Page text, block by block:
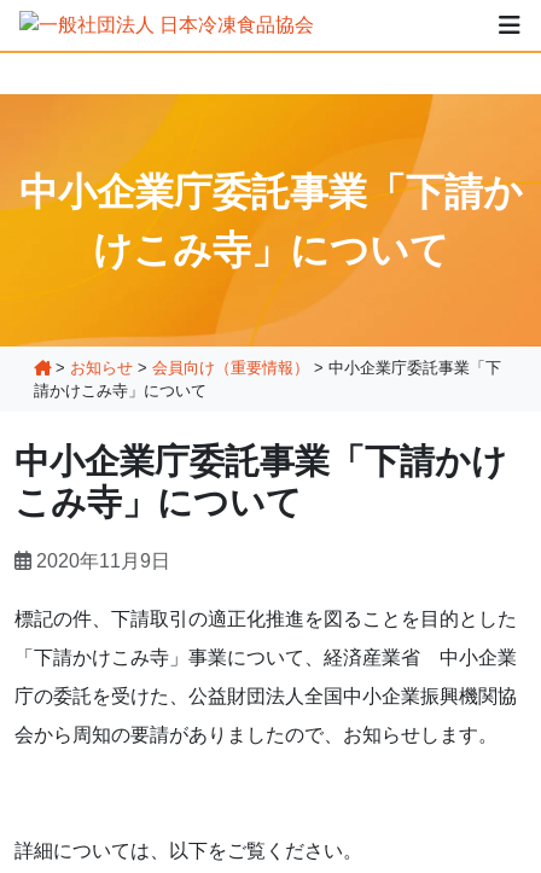
中小企業庁委託事業「下請か
けこみ寺」について
> お知らせ > 会員向け（重要情報） > 中小企業庁委託事業「下
請かけこみ寺」について
中小企業庁委託事業「下請かけ
こみ寺」について
2020年11月9日
標記の件、下請取引の適正化推進を図ることを目的とした
「下請かけこみ寺」事業について、経済産業省 中小企業
庁の委託を受けた、公益財団法人全国中小企業振興機関協
会から周知の要請がありましたので、お知らせします。
詳細については、以下をご覧ください。